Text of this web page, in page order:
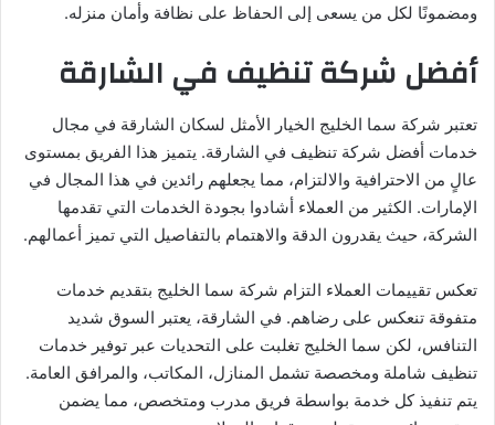
ومضمونًا لكل من يسعى إلى الحفاظ على نظافة وأمان منزله.
أفضل شركة تنظيف في الشارقة
تعتبر شركة سما الخليج الخيار الأمثل لسكان الشارقة في مجال
خدمات أفضل شركة تنظيف في الشارقة. يتميز هذا الفريق بمستوى
عالٍ من الاحترافية والالتزام، مما يجعلهم رائدين في هذا المجال في
الإمارات. الكثير من العملاء أشادوا بجودة الخدمات التي تقدمها
الشركة، حيث يقدرون الدقة والاهتمام بالتفاصيل التي تميز أعمالهم.
تعكس تقييمات العملاء التزام شركة سما الخليج بتقديم خدمات
متفوقة تنعكس على رضاهم. في الشارقة، يعتبر السوق شديد
التنافس، لكن سما الخليج تغلبت على التحديات عبر توفير خدمات
تنظيف شاملة ومخصصة تشمل المنازل، المكاتب، والمرافق العامة.
يتم تنفيذ كل خدمة بواسطة فريق مدرب ومتخصص، مما يضمن